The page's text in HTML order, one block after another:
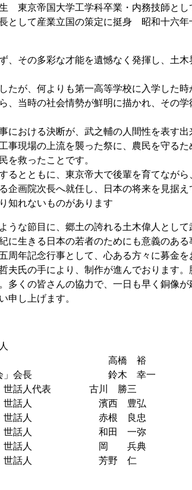
東京帝国大学工学科卒業・内務技師と
として産業立国の策定に挺身 昭和十六
その多彩な才能を遺憾なく発揮し、土木
が、何よりも第一高等学校に入学した時
、当時の社会情勢が鮮明に描かれ、その
おける決断が、武之輔の人間性を表す出
事現場の上流を襲った祭に、農民を守る
を救ったことです。
とともに、東京帝大で後輩を育てながら
企画院次長へ就任し、日本の将来を見据
知れないものがあります
な節目に、郷土の誇れる土木偉人とし
生きる日本の若者のためにも意義のある
年記念行事として、心ある方々に募金を
夫氏の手により、制作が進んでおります
多くの皆さんの協力で、一日も早く銅像
申し上げます。
授 高橋 裕
」会長 鈴木 幸一
話人代表 古川 勝三
世話人 濱西 豊弘
世話人 赤根 良忠
世話人 和田 一弥
」世話人 岡 兵典
世話人 芳野 仁